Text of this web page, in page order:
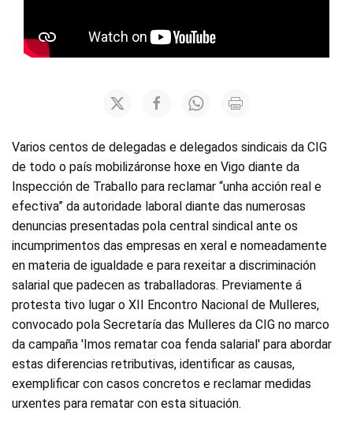
Varios centos de delegadas e delegados sindicais da CIG
de todo o país mobilizáronse hoxe en Vigo diante da
Inspección de Traballo para reclamar “unha acción real e
efectiva” da autoridade laboral diante das numerosas
denuncias presentadas pola central sindical ante os
incumprimentos das empresas en xeral e nomeadamente
en materia de igualdade e para rexeitar a discriminación
salarial que padecen as traballadoras. Previamente á
protesta tivo lugar o XII Encontro Nacional de Mulleres,
convocado pola Secretaría das Mulleres da CIG no marco
da campaña 'Imos rematar coa fenda salarial' para abordar
estas diferencias retributivas, identificar as causas,
exemplificar con casos concretos e reclamar medidas
urxentes para rematar con esta situación.